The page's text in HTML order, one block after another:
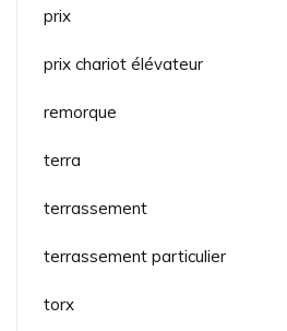
prix
prix chariot élévateur
remorque
terra
terrassement
terrassement particulier
torx